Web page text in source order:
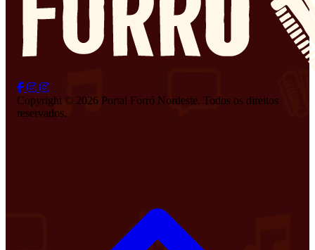
Copyright © 2026 Portal Forró Nordeste. Todos os direitos
reservados.